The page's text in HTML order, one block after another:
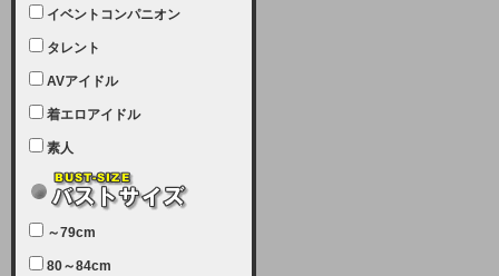
ー様にはご迷惑をおかけしますがご
理解いただけます様、宜しくお願い
致します。
2025-07-05 (土)
【サーバーメンテナンス完了のお知
本日、サーバーメンテナンスのため
ユーザー様には大変ご迷惑をおかけ
しました。無事、メンテナンスが完
致します。
イベントコンパニオン
タレント
AVアイドル
着エロアイドル
素人
～79cm
80～84cm